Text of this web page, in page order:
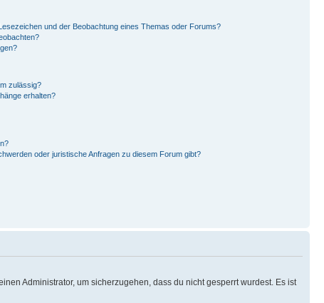
und der Beobachtung eines Themas oder Forums?
zulässig?
erhalten?
oder juristische Anfragen zu diesem Forum gibt?
Administrator, um sicherzugehen, dass du nicht gesperrt wurdest. Es ist